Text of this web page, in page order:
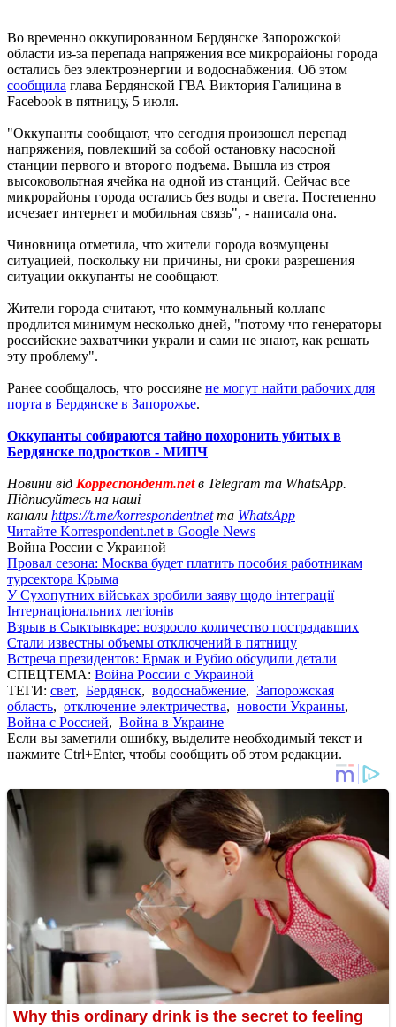
Во временно оккупированном Бердянске Запорожской
области из-за перепада напряжения все микрорайоны города
остались без электроэнергии и водоснабжения. Об этом
сообщила глава Бердянской ГВА Виктория Галицина в
Facebook в пятницу, 5 июля.
"Оккупанты сообщают, что сегодня произошел перепад
напряжения, повлекший за собой остановку насосной
станции первого и второго подъема. Вышла из строя
высоковольтная ячейка на одной из станций. Сейчас все
микрорайоны города остались без воды и света. Постепенно
исчезает интернет и мобильная связь", - написала она.
Чиновница отметила, что жители города возмущены
ситуацией, поскольку ни причины, ни сроки разрешения
ситуации оккупанты не сообщают.
Жители города считают, что коммунальный коллапс
продлится минимум несколько дней, "потому что генераторы
российские захватчики украли и сами не знают, как решать
эту проблему".
Ранее сообщалось, что россияне не могут найти рабочих для
порта в Бердянске в Запорожье.
Оккупанты собираются тайно похоронить убитых в
Бердянске подростков - МИПЧ
Новини від Корреспондент.netв Telegram та WhatsApp.
Підписуйтесь на наші
канали https://t.me/korrespondentnetта WhatsApp
Читайте Korrespondent.net в Google News
Война России с Украиной
Провал сезона: Москва будет платить пособия работникам
турсектора Крыма
У Сухопутних військах зробили заяву щодо інтеграції
Інтернаціональних легіонів
Взрыв в Сыктывкаре: возросло количество пострадавших
Стали известны объемы отключений в пятницу
Встреча президентов: Ермак и Рубио обсудили детали
СПЕЦТЕМА: Война России с Украиной
ТЕГИ: свет, Бердянск, водоснабжение, Запорожская
область, отключение электричества, новости Украины,
Война с Россией, Война в Украине
Если вы заметили ошибку, выделите необходимый текст и
нажмите Ctrl+Enter, чтобы сообщить об этом редакции.